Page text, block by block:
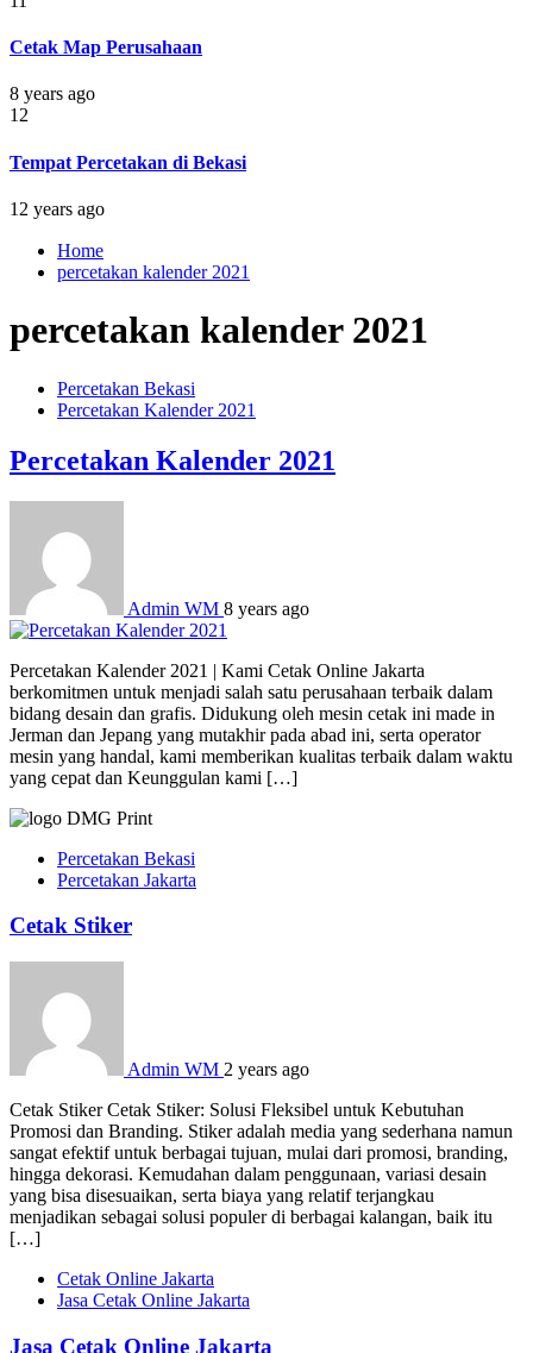
Cetak Map Perusahaan
8 years ago
12
Tempat Percetakan di Bekasi
12 years ago
Home
percetakan kalender 2021
percetakan kalender 2021
Percetakan Bekasi
Percetakan Kalender 2021
Percetakan Kalender 2021
Admin WM 8 years ago
Percetakan Kalender 2021 | Kami Cetak Online Jakarta
berkomitmen untuk menjadi salah satu perusahaan terbaik dalam
bidang desain dan grafis. Didukung oleh mesin cetak ini made in
Jerman dan Jepang yang mutakhir pada abad ini, serta operator
mesin yang handal, kami memberikan kualitas terbaik dalam waktu
yang cepat dan Keunggulan kami […]
Percetakan Bekasi
Percetakan Jakarta
Cetak Stiker
Admin WM 2 years ago
Cetak Stiker Cetak Stiker: Solusi Fleksibel untuk Kebutuhan
Promosi dan Branding. Stiker adalah media yang sederhana namun
sangat efektif untuk berbagai tujuan, mulai dari promosi, branding,
hingga dekorasi. Kemudahan dalam penggunaan, variasi desain
yang bisa disesuaikan, serta biaya yang relatif terjangkau
menjadikan sebagai solusi populer di berbagai kalangan, baik itu
[…]
Cetak Online Jakarta
Jasa Cetak Online Jakarta
Jasa Cetak Online Jakarta